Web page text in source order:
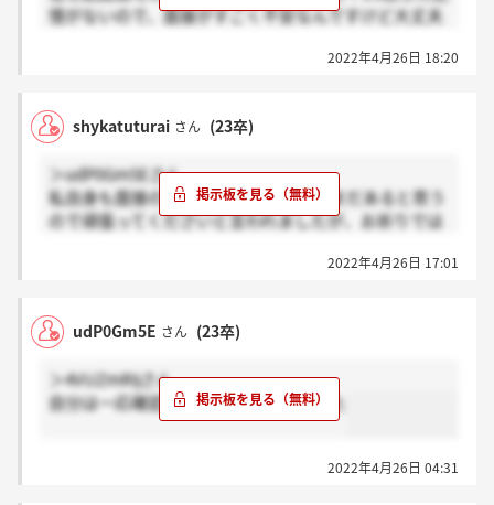
憶がないので、面接がすごく不安なんですけど大丈夫
2022年4月26日 18:20
shykatuturai さん (23卒)
＞udP0Gm5Eさん
私自身も面接の最後にこれからも就活まだあると思う
ので頑張ってくださいと言われましたが、お祈りでは
2022年4月26日 17:01
udP0Gm5E さん (23卒)
＞4VUZmRIjさん
自分は一応確認みたいな電話はきました
2022年4月26日 04:31